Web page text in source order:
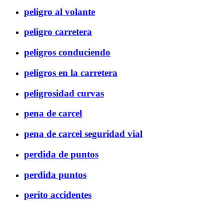
peligro al volante
peligro carretera
peligros conduciendo
peligros en la carretera
peligrosidad curvas
pena de carcel
pena de carcel seguridad vial
perdida de puntos
perdida puntos
perito accidentes